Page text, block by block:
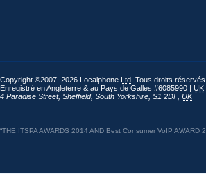
Copyright ©2007–2026 Localphone Ltd . Tous droits réservés
Enregistré en Angleterre & au Pays de Galles #6085990 | UK
4 Paradise Street, Sheffield, South Yorkshire S1 2DF, UK
“THE ITSPA AWARDS 2014 AND Best Consumer VoIP